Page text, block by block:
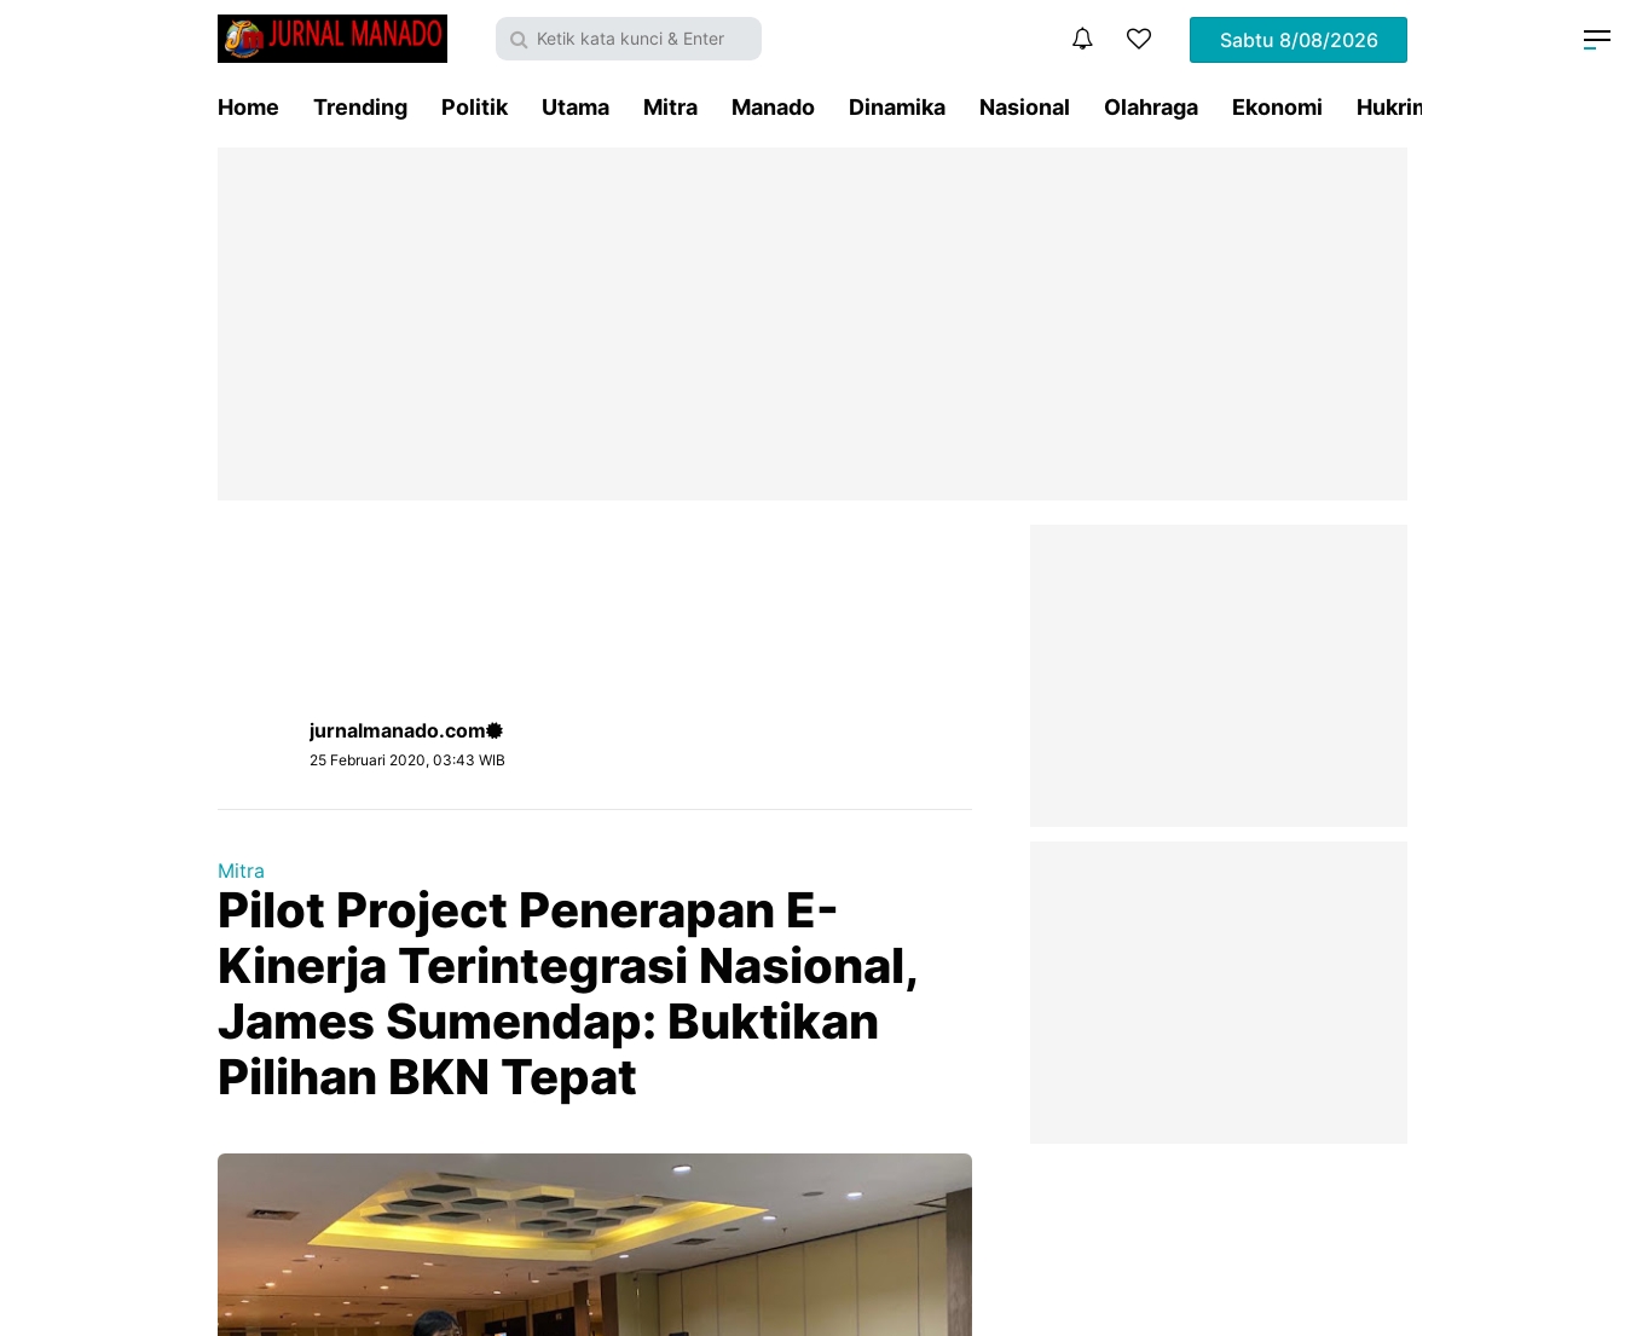
Sabtu 8/08/2026
Home Trending Politik Utama Mitra Manado Dinamika Nasional Olahraga Ekonomi Hukrim
jurnalmanado.com
25 Februari 2020, 03:43 WIB
Mitra
Pilot Project Penerapan E-
Kinerja Terintegrasi Nasional,
James Sumendap: Buktikan
Pilihan BKN Tepat